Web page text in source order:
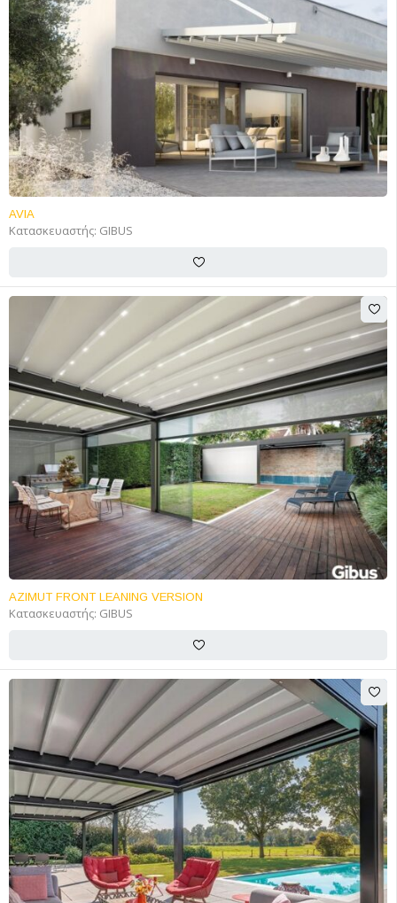
AVIA
Κατασκευαστής: GIBUS
AZIMUT FRONT LEANING VERSION
Κατασκευαστής: GIBUS